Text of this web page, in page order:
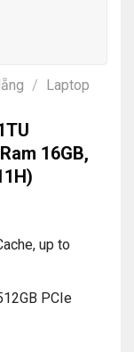
/
Laptop
16GB,
up to
PCIe